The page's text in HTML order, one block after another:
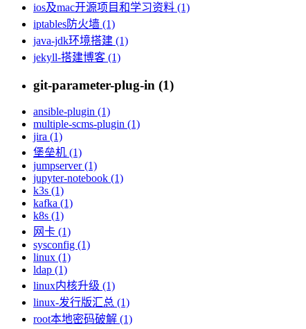
ios及mac开源项目和学习资料 (1)
iptables防火墙 (1)
java-jdk环境搭建 (1)
jekyll-搭建博客 (1)
git-parameter-plug-in (1)
ansible-plugin (1)
multiple-scms-plugin (1)
jira (1)
堡垒机 (1)
jumpserver (1)
jupyter-notebook (1)
k3s (1)
kafka (1)
k8s (1)
网卡 (1)
sysconfig (1)
linux (1)
ldap (1)
linux内核升级 (1)
linux-发行版汇总 (1)
root本地密码破解 (1)